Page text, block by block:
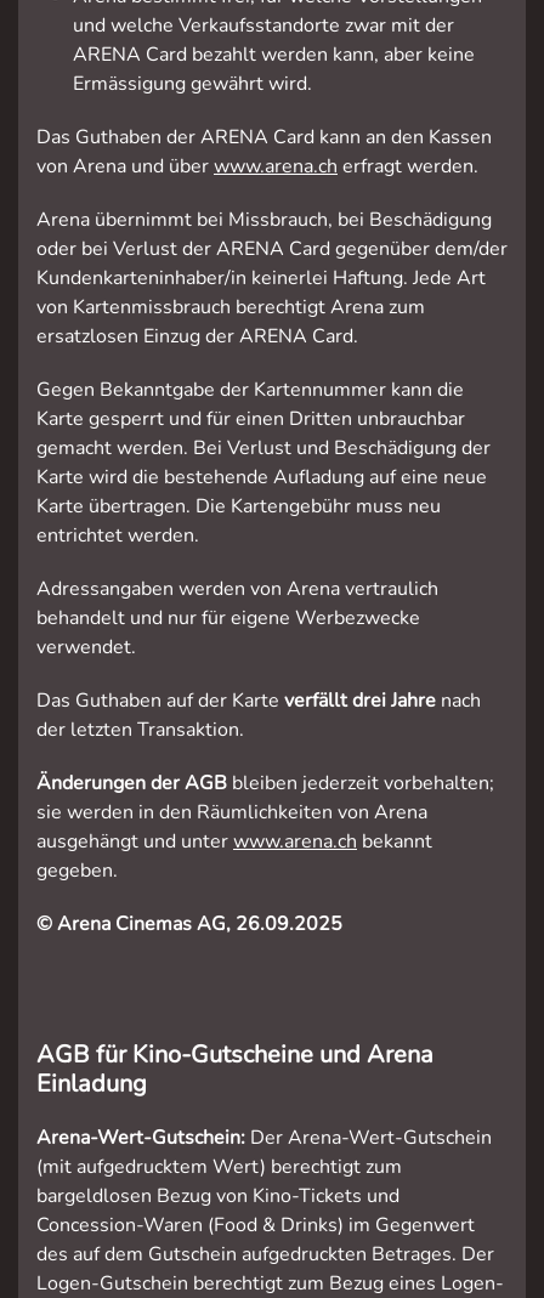
und welche Verkaufsstandorte zwar mit der
ARENA Card bezahlt werden kann, aber keine
Ermässigung gewährt wird.
Das Guthaben der ARENA Card kann an den Kassen
von Arena und überwww.arena.ch erfragt werden.
Arena übernimmt bei Missbrauch, bei Beschädigung
oder bei Verlust der ARENA Card gegenüber dem/der
Kundenkarteninhaber/in keinerlei Haftung. Jede Art
von Kartenmissbrauch berechtigt Arena zum
ersatzlosen Einzug der ARENA Card.
Gegen Bekanntgabe der Kartennummer kann die
Karte gesperrt und für einen Dritten unbrauchbar
gemacht werden. Bei Verlust und Beschädigung der
Karte wird die bestehende Aufladung auf eine neue
Karte übertragen. Die Kartengebühr muss neu
entrichtet werden.
Adressangaben werden von Arena vertraulich
behandelt und nur für eigene Werbezwecke
verwendet.
Das Guthaben auf der Karte verfällt drei Jahre nach
der letzten Transaktion.
Änderungen der AGB bleiben jederzeit vorbehalten;
sie werden in den Räumlichkeiten von Arena
ausgehängt und unterwww.arena.ch bekannt
gegeben.
© Arena Cinemas AG, 26.09.2025
AGB für Kino-Gutscheine und Arena
Einladung
Arena-Wert-Gutschein: Der Arena-Wert-Gutschein
(mit aufgedrucktem Wert) berechtigt zum
bargeldlosen Bezug von Kino-Tickets und
Concession-Waren (Food & Drinks) im Gegenwert
des auf dem Gutschein aufgedruckten Betrages. Der
Logen-Gutschein berechtigt zum Bezug eines Logen-